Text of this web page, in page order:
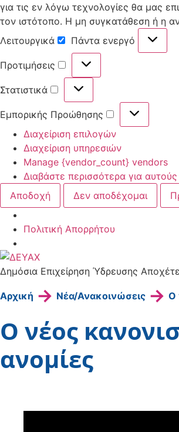
για τις εν λόγω τεχνολογίες θα μας
τον ιστότοπο. Η μη συγκατάθεση ή η
Λειτουργικά
Λειτουργικά
Πάντα ενεργό
Προτιμήσεις
Προτιμήσεις
Στατιστικά
Στατιστικά
Εμπορικής Προώθησης
Εμπορικής
Προώθησης
Διαχείριση επιλογών
Διαχείριση υπηρεσιών
Manage {vendor_count} vendors
Διαβάστε περισσότερα για
Αποδοχή
Δεν αποδέχομαι
Πολιτική Απορρήτου
Μετάβαση
στο
Δημόσια Επιχείρηση Ύδρευσης
Αρχική → Νέα/Ανακοινώσεις → O
O νέος
ανομίες